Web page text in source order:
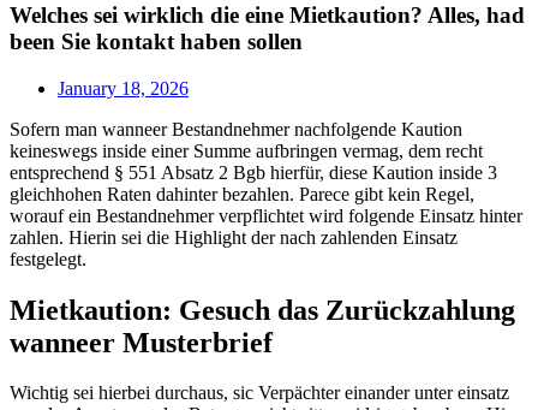
Welches sei wirklich die eine Mietkaution? Alles, had
been Sie kontakt haben sollen
January 18, 2026
Sofern man wanneer Bestandnehmer nachfolgende Kaution
keineswegs inside einer Summe aufbringen vermag, dem recht
entsprechend § 551 Absatz 2 Bgb hierfür, diese Kaution inside 3
gleichhohen Raten dahinter bezahlen. Parece gibt kein Regel,
worauf ein Bestandnehmer verpflichtet wird folgende Einsatz hinter
zahlen. Hierin sei die Highlight der nach zahlenden Einsatz
festgelegt.
Mietkaution: Gesuch das Zurückzahlung
wanneer Musterbrief
Wichtig sei hierbei durchaus, sic Verpächter einander unter einsatz